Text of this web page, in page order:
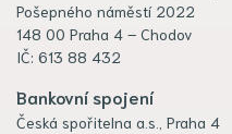
Pošepného náměstí 2022
148 00 Praha 4 – Chodov
IČ: 613 88 432
Bankovní spojení
Česká spořitelna a.s., Praha 4